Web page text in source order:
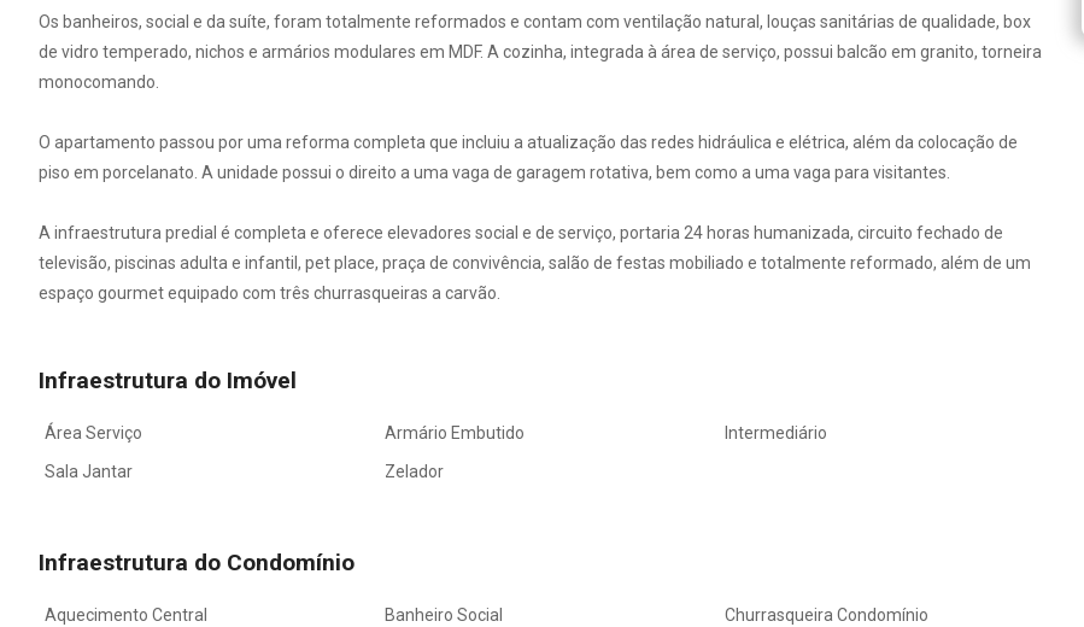
Os banheiros, social e da suíte, foram totalmente reformados e contam com ventilação natural, louças sanitárias de qualidade, box
de vidro temperado, nichos e armários modulares em MDF. A cozinha, integrada à área de serviço, possui balcão em granito, torneira
monocomando.
O apartamento passou por uma reforma completa que incluiu a atualização das redes hidráulica e elétrica, além da colocação de
piso em porcelanato. A unidade possui o direito a uma vaga de garagem rotativa, bem como a uma vaga para visitantes.
A infraestrutura predial é completa e oferece elevadores social e de serviço, portaria 24 horas humanizada, circuito fechado de
televisão, piscinas adulta e infantil, pet place, praça de convivência, salão de festas mobiliado e totalmente reformado, além de um
espaço gourmet equipado com três churrasqueiras a carvão.
Infraestrutura do Imóvel
Área Serviço Armário Embutido
Intermediário
Sala Jantar
Zelador
Infraestrutura do Condomínio
Aquecimento Central Banheiro Social
Churrasqueira Condomínio